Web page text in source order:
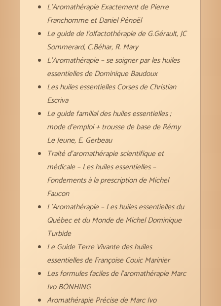
L’Aromathérapie Exactement de Pierre
Franchomme et Daniel Pénoël
Le guide de l’olfactothérapie de G.Gérault, JC
Sommerard, C.Béhar, R. Mary
L’Aromathérapie – se soigner par les huiles
essentielles de Dominique Baudoux
Les huiles essentielles Corses de Christian
Escriva
Le guide familial des huiles essentielles ;
mode d’emploi + trousse de base de Rémy
Le Jeune, E. Gerbeau
Traité d’aromathérapie scientifique et
médicale – Les huiles essentielles –
Fondements à la prescription de Michel
Faucon
L’Aromathérapie – Les huiles essentielles du
Québec et du Monde de Michel Dominique
Turbide
Le Guide Terre Vivante des huiles
essentielles de Françoise Couic Marinier
Les formules faciles de l’aromathérapie Marc
Ivo BÖNHING
Aromathérapie Précise de Marc Ivo